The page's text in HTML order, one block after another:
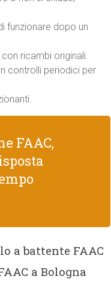
funzionare dopo un
ricambi originali.
controlli periodici per
FAAC,
a battente FAAC
a Bologna